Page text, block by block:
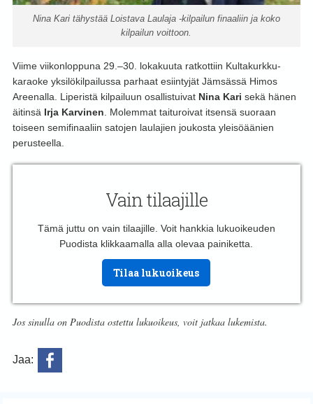
Nina Kari tähystää Loistava Laulaja -kilpailun finaaliin ja koko
kilpailun voittoon.
Viime viikonloppuna 29.–30. lokakuuta ratkottiin Kultakurkku-
karaoke yksilökilpailussa parhaat esiintyjät Jämsässä Himos
Areenalla. Liperistä kilpailuun osallistuivat Nina Kari sekä hänen
äitinsä Irja Karvinen. Molemmat taituroivat itsensä suoraan
toiseen semifinaaliin satojen laulajien joukosta yleisöäänien
perusteella.
Vain tilaajille
Tämä juttu on vain tilaajille. Voit hankkia lukuoikeuden
Puodista klikkaamalla alla olevaa painiketta.
Tilaa lukuoikeus
Jos sinulla on Puodista ostettu lukuoikeus, voit jatkaa lukemista.
Jaa: